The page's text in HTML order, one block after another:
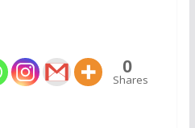
0
Shares